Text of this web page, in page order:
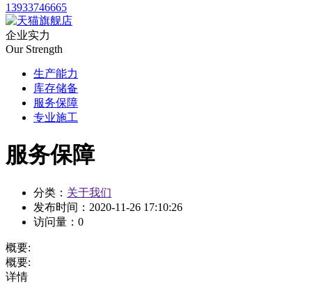
13933746665
企业实力
Our Strength
生产能力
库存储备
服务保障
专业施工
服务保障
分类： 关于我们
发布时间： 2020-11-26 17:10:26
访问量： 0
概要:
概要:
详情